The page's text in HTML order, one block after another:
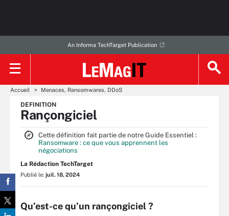
An Informa TechTarget Publication
Accueil Menaces, Ransomwares, DDoS
DEFINITION
Rançongiciel
Cette définition fait partie de notre Guide Essentiel :
Ransomware : ce que vous apprennent les
négociations
La Rédaction TechTarget
Publié le: juil. 18, 2024
Qu’est-ce qu’un rançongiciel ?